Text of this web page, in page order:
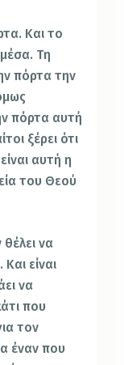
Και το
μέσα. Τη
πόρτα την
πόρτα αυτή
ξέρει ότι
αυτή η
του Θεού
να
είναι
να
που
τον
έναν που